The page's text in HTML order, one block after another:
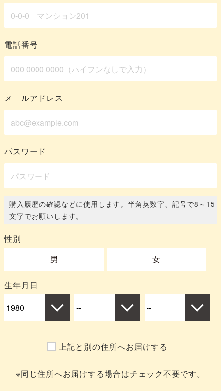
電話番号
メールアドレス
パスワード
購入履歴の確認などに使用します。半角英数字、記号で8～15
文字でお願いします。
性別
男
女
生年月日
上記と別の住所へお届けする
※同じ住所へお届けする場合はチェック不要です。